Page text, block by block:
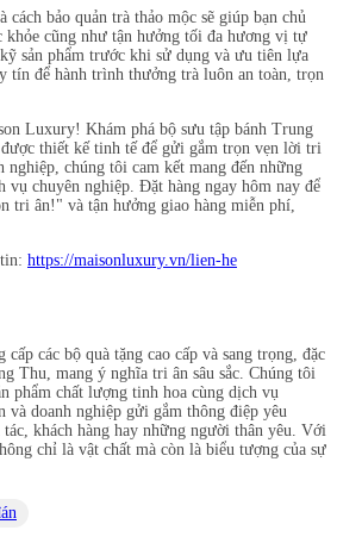
cách bảo quản trà thảo mộc sẽ giúp bạn chủ
khỏe cũng như tận hưởng tối đa hương vị tự
sản phẩm trước khi sử dụng và ưu tiên lựa
tín để hành trình thưởng trà luôn an toàn, trọn
Luxury! Khám phá bộ sưu tập bánh Trung
thiết kế tinh tế để gửi gắm trọn vẹn lời tri
nghiệp, chúng tôi cam kết mang đến những
vụ chuyên nghiệp. Đặt hàng ngay hôm nay để
tri ân!" và tận hưởng giao hàng miễn phí,
https://maisonluxury.vn/lien-he
các bộ quà tặng cao cấp và sang trọng, đặc
Thu, mang ý nghĩa tri ân sâu sắc. Chúng tôi
phẩm chất lượng tinh hoa cùng dịch vụ
và doanh nghiệp gửi gắm thông điệp yêu
khách hàng hay những người thân yêu. Với
chỉ là vật chất mà còn là biểu tượng của sự